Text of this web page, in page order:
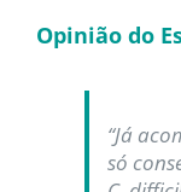
Opinião do
“Já
só